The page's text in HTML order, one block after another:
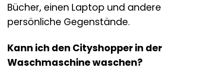
Bücher, einen Laptop und andere
persönliche Gegenstände.
Kann ich den Cityshopper in der
Waschmaschine waschen?